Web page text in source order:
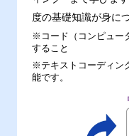
度の基礎知識が身に
※コード（コンピュー
すること
※テキストコーディン
能です。